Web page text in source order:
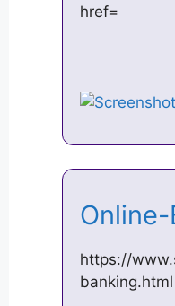
href=
https://
banking.html